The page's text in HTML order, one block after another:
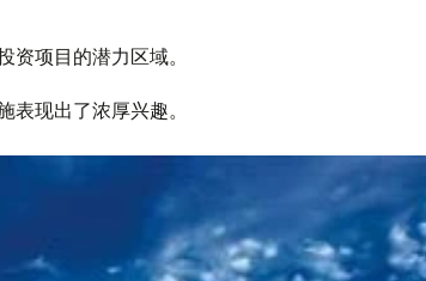
项目的潜力区域。
现出了浓厚兴趣。